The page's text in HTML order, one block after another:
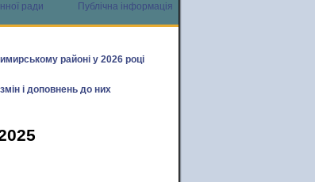
ради
Публічна інформація
районі у 2026 році
і доповнень до них